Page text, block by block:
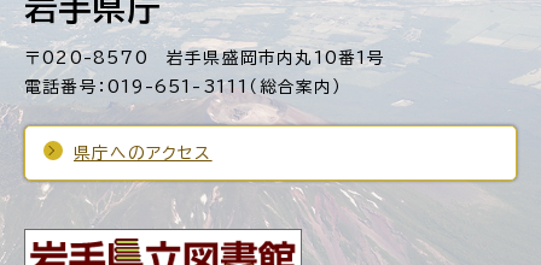
岩手県庁
〒020-8570 岩手県盛岡市内丸10番1号
電話番号：019-651-3111（総合案内）
県庁へのアクセス